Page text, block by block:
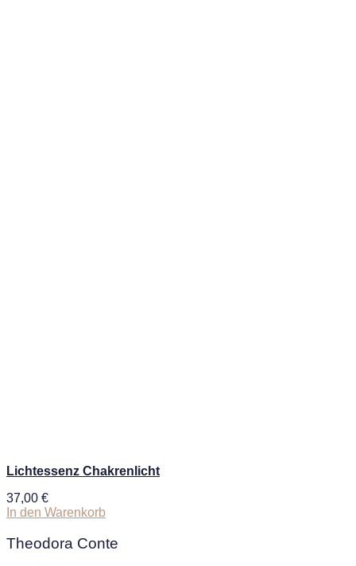
Lichtessenz Chakrenlicht
37,00 €
In den Warenkorb
Theodora Conte